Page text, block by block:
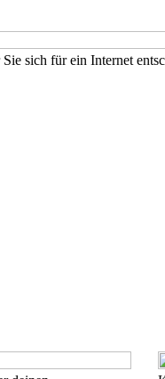
sich für ein Internet